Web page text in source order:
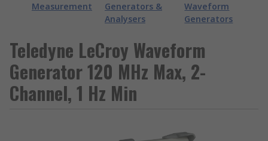
Measurement
Generators &
Analysers
Waveform
Generators
Teledyne LeCroy Waveform
Generator 120 MHz Max, 2-
Channel, 1 Hz Min